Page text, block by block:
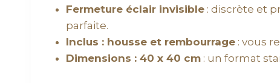
Fermeture éclair invisible: discrète et
parfaite.
Inclus : housse et rembourrage: vous
Dimensions : 40 x 40 cm: un format